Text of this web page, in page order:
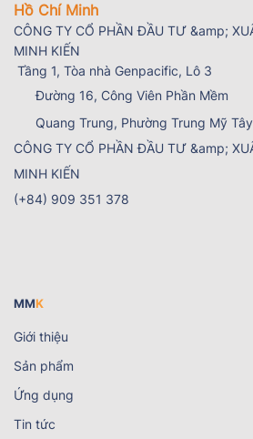
Hồ Chí Minh
Tầng 1, Tòa nhà Genpacific, Lô 3
Đường 16, Công Viên Phần Mềm
Quang Trung, Phường Trung Mỹ Tây
(+84) 909 351 378
MMK
Giới thiệu
Sản phẩm
Ứng dụng
Tin tức